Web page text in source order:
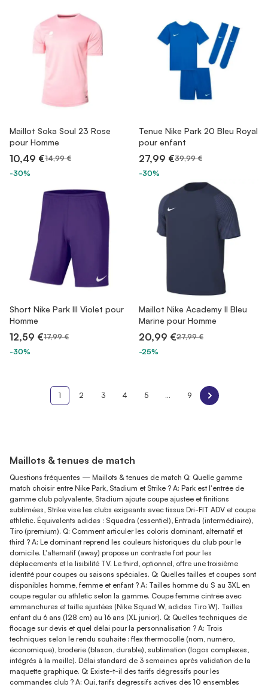
Maillot Soka Soul 23 Rose
pour Homme
10,49 €14,99 €
-30%
Tenue Nike Park 20 Bleu Royal
pour enfant
27,99 €39,99 €
-30%
Short Nike Park III Violet pour
Homme
12,59 €17,99 €
-30%
Maillot Nike Academy II Bleu
Marine pour Homme
20,99 €27,99 €
-25%
1 2 3 4 5 ... 9
Maillots & tenues de match
Questions fréquentes — Maillots & tenues de match Q: Quelle gamme
match choisir entre Nike Park, Stadium et Strike ? A: Park est l'entrée de
gamme club polyvalente, Stadium ajoute coupe ajustée et finitions
sublimées, Strike vise les clubs exigeants avec tissus Dri-FIT ADV et coupe
athletic. Équivalents adidas : Squadra (essentiel), Entrada (intermédiaire),
Tiro (premium). Q: Comment articuler les coloris dominant, alternatif et
third ? A: Le dominant reprend les couleurs historiques du club pour le
domicile. L'alternatif (away) propose un contraste fort pour les
déplacements et la lisibilité TV. Le third, optionnel, offre une troisième
identité pour coupes ou saisons spéciales. Q: Quelles tailles et coupes sont
disponibles homme, femme et enfant ? A: Tailles homme du S au 3XL en
coupe regular ou athletic selon la gamme. Coupe femme cintrée avec
emmanchures et taille ajustées (Nike Squad W, adidas Tiro W). Tailles
enfant du 6 ans (128 cm) au 16 ans (XL junior). Q: Quelles techniques de
flocage sur devis et quel délai pour la personnalisation ? A: Trois
techniques selon le rendu souhaité : flex thermocollé (nom, numéro,
économique), broderie (blason, durable), sublimation (logos complexes,
intégrés à la maille). Délai standard de 3 semaines après validation de la
maquette graphique. Q: Existe-t-il des tarifs dégressifs pour les
commandes club ? A: Oui, tarifs dégressifs activés dès 10 ensembles